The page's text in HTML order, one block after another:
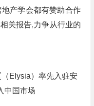
产学会都有赞助合作
关报告,力争从行业的